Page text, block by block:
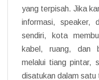
yang terpisah. Jika
informasi, speaker,
sendiri, kota
kabel, ruang, dan
melalui tiang pintar,
disatukan dalam satu